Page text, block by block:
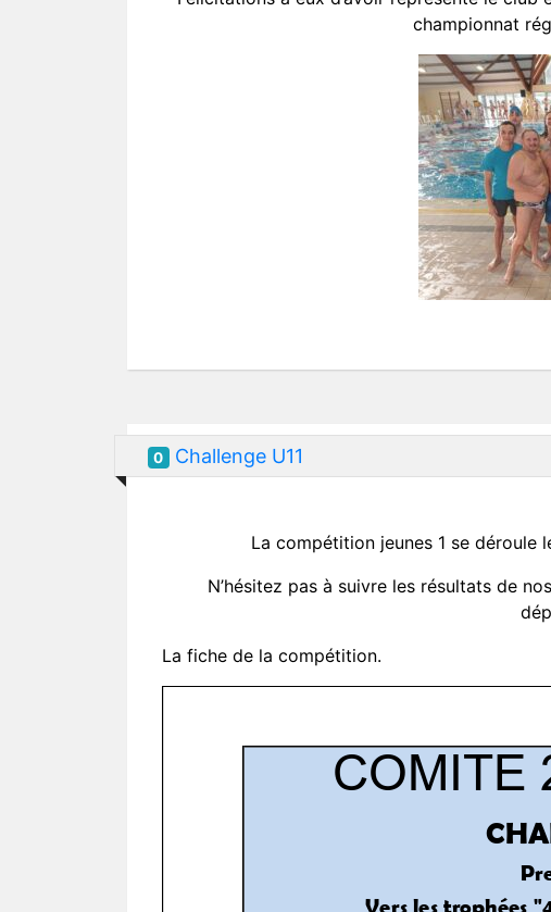
championnat
0 Challenge U11
La compétition jeunes 1 se déroule
N’hésitez pas à suivre les résultats de
La fiche de la compétition.